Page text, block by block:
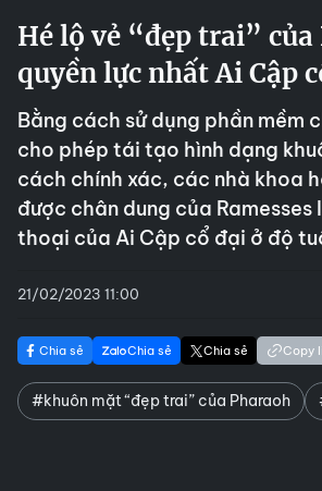
Hé lộ vẻ “đẹp trai”
quyền lực nhất Ai Cập
Bằng cách sử dụng phần mềm
cho phép tái tạo hình dạng
cách chính xác, các nhà khoa
được chân dung của Ramesses
thoại của Ai Cập cổ đại ở độ
21/02/2023 11:00
Chia sẻ Chia sẻ Chia sẻ Copy
#khuôn mặt “đẹp trai” của Pharaoh